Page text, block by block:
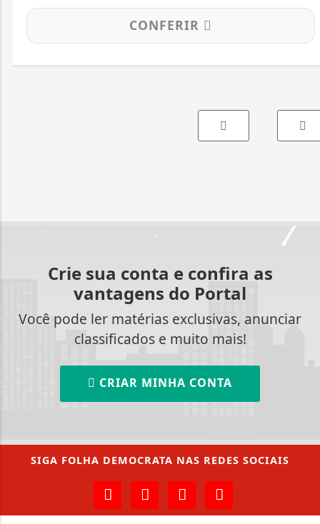
CONFERIR
Crie sua conta e confira as
vantagens do Portal
Você pode ler matérias exclusivas, anunciar
classificados e muito mais!
CRIAR MINHA CONTA
SIGA FOLHA DEMOCRATA NAS REDES SOCIAIS